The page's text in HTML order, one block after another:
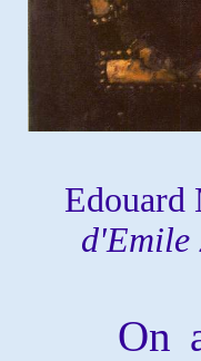
Edouard
d'Emile
On a